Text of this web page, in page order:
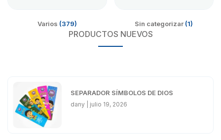
Varios (379) Sin categorizar (1)
PRODUCTOS NUEVOS
SEPARADOR SÍMBOLOS DE DIOS
dany julio 19, 2026